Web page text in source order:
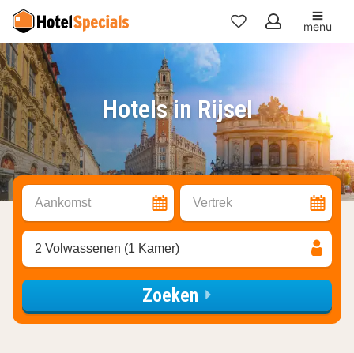
Mijn
menu
Hotels in Rijsel
Aankomst Vertrek
2 Volwassenen (1 Kamer)
Zoeken